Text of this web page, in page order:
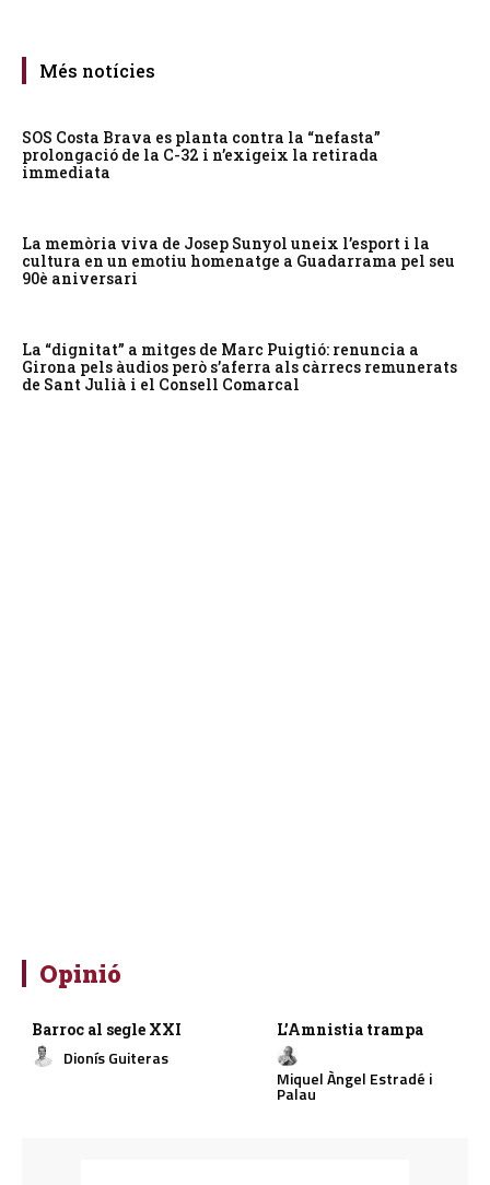
Més notícies
SOS Costa Brava es planta contra la “nefasta”
prolongació de la C-32 i n’exigeix la retirada
immediata
La memòria viva de Josep Sunyol uneix l’esport i la
cultura en un emotiu homenatge a Guadarrama pel seu
90è aniversari
La “dignitat” a mitges de Marc Puigtió: renuncia a
Girona pels àudios però s’aferra als càrrecs remunerats
de Sant Julià i el Consell Comarcal
Opinió
Barroc al segle XXI
Dionís Guiteras
L’Amnistia trampa
Miquel Àngel Estradé i
Palau